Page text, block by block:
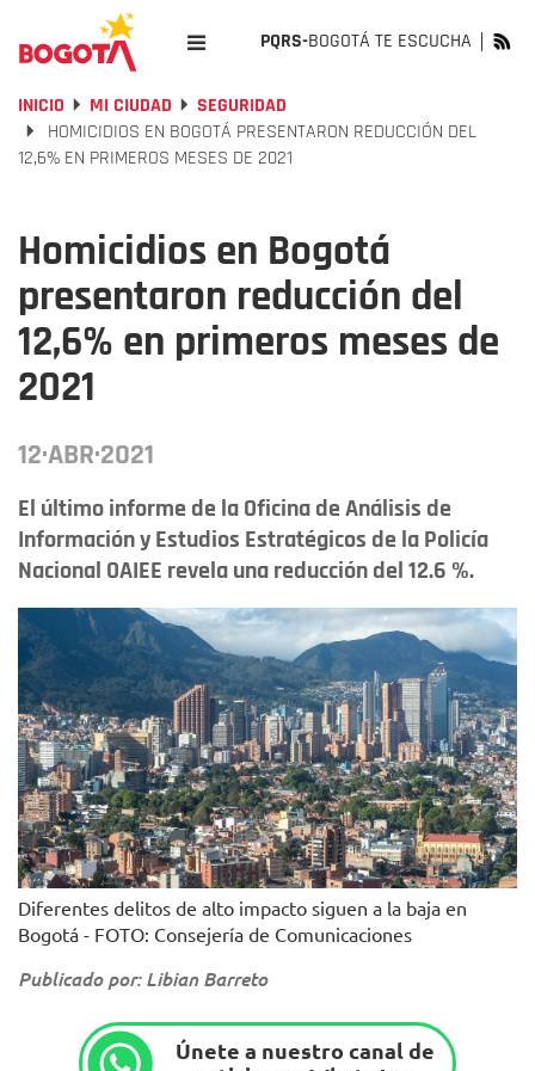
PQRS-BOGOTÁ TE ESCUCHA
INICIO MI CIUDAD
SEGURIDAD
HOMICIDIOS EN BOGOTÁ PRESENTARON REDUCCIÓN DEL
12,6% EN PRIMEROS MESES DE 2021
Homicidios en Bogotá
presentaron reducción del
12,6% en primeros meses de
2021
12·ABR·2021
El último informe de la Oficina de Análisis de
Información y Estudios Estratégicos de la Policía
Nacional OAIEE revela una reducción del 12.6 %.
Diferentes delitos de alto impacto siguen a la baja en
Bogotá - FOTO: Consejería de Comunicaciones
Publicado por: Libian Barreto
Únete a nuestro canal de